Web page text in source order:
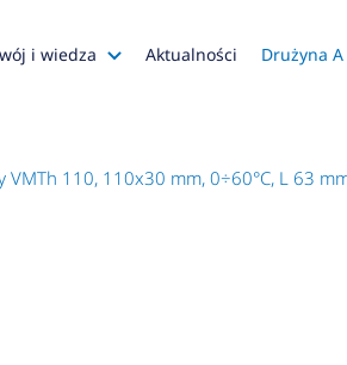
i wiedza
Konfiguratory
Aktualności Drużyna A
110, 110x30 mm, 0÷60°C, L 63